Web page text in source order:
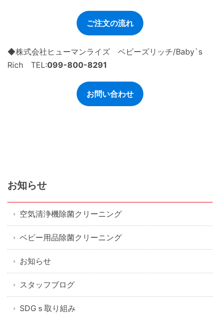
ご注文の流れ
◆株式会社ヒューマンライズ ベビーズリッチ/Baby`s
Rich TEL:099-800-8291
お問い合わせ
お知らせ
空気清浄機除菌クリーニング
ベビー用品除菌クリーニング
お知らせ
スタッフブログ
SDGｓ取り組み